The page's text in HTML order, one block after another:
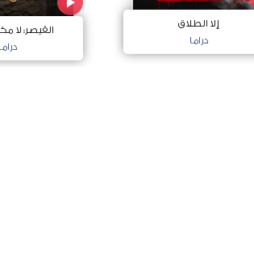
إلا الطلاق
دراما
القيصر: لا
دراما